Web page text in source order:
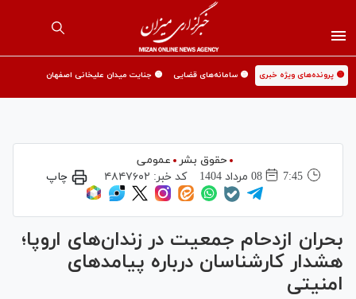
🟡 پرونده‌های ویژه خبری 🟡 سامانه‌های قضایی 🟡 جنایت میدان علیخانی اصفهان
حقوق بشر
عمومی
7:45
08 مرداد 1404 کد خبر: ۴۸۴۷۶۰۲ چاپ
بحران ازدحام جمعیت در زندان‌های اروپا؛
هشدار کارشناسان درباره پیامدهای
امنیتی